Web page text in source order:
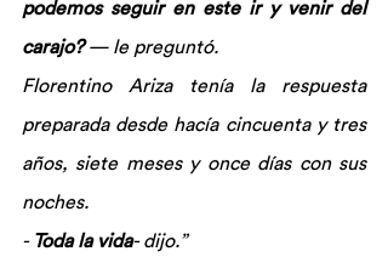
podemos seguir en este ir y venir del
carajo? — le preguntó.
Florentino Ariza tenía la respuesta
preparada desde hacía cincuenta y tres
años, siete meses y once días con sus
noches.
- Toda la vida- dijo.”